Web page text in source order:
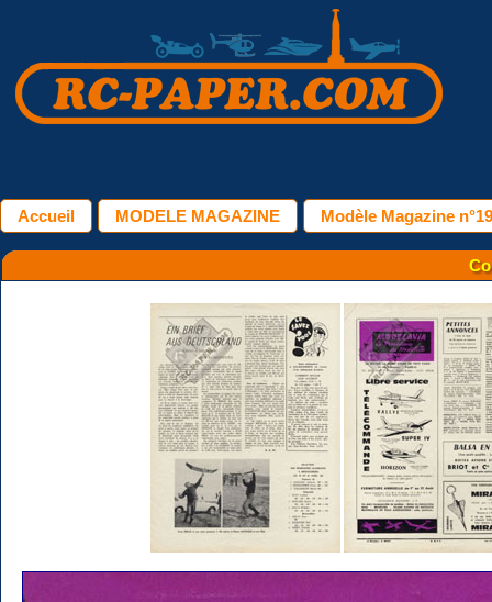
Accueil MODELE MAGAZINE Modèle Magazine